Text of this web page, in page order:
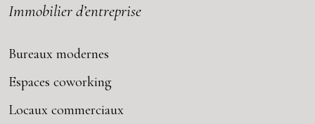
Immobilier d’entreprise
Bureaux modernes
Espaces coworking
Locaux commerciaux